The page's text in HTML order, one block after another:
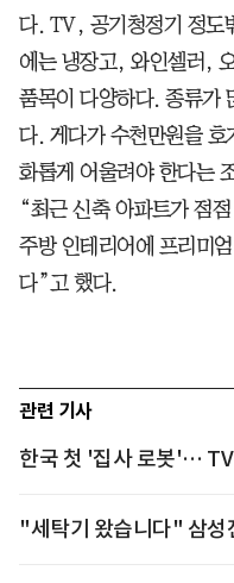
다. TV, 공기청정기 정도
에는 냉장고, 와인셀러,
품목이 다양하다. 종류가
다. 게다가 수천만원을 호
화롭게 어울려야 한다는
“최근 신축 아파트가 점
주방 인테리어에 프리미
다”고 했다.
관련 기사
한국 첫 '집사 로봇'… TV
"세탁기 왔습니다" 삼성